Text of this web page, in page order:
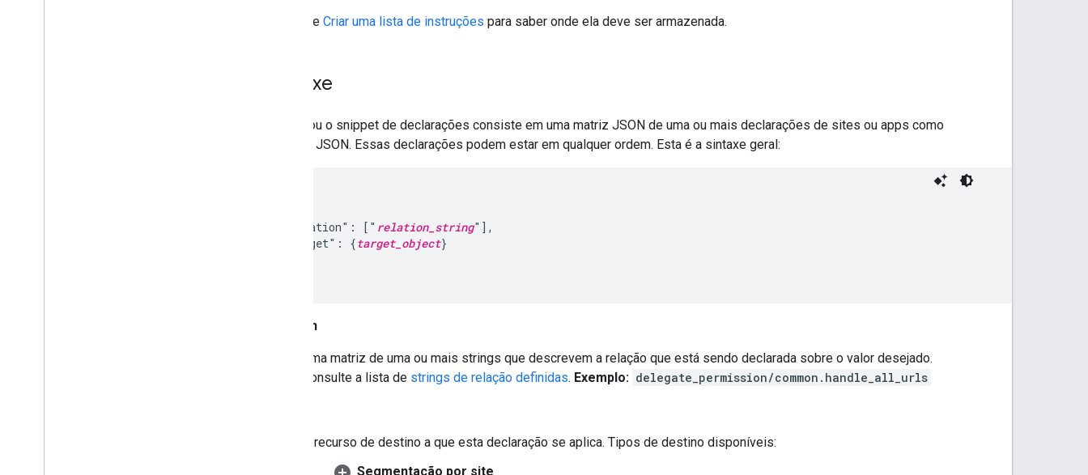
Consulte Criar uma lista de instruções para saber onde ela deve ser armazenada.
Sintaxe
A lista ou o snippet de declarações consiste em uma matriz JSON de uma ou mais declarações de sites ou apps como
objetos JSON. Essas declarações podem estar em qualquer ordem. Esta é a sintaxe geral:
    "relation": ["
relation_string"],
    "target": {
target_object}
relation
Uma matriz de uma ou mais strings que descrevem a relação que está sendo declarada sobre o valor desejado.
Consulte a lista de strings de relação definidas. Exemplo: delegate_permission/common.handle_all_urls
O recurso de destino a que esta declaração se aplica. Tipos de destino disponíveis:
Segmentação por site